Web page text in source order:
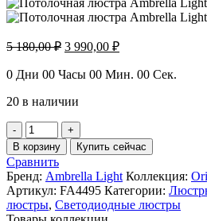
5 180,00₽ Первоначальная
составляла
180,00 ₽.
3 990,00 ₽Текущая
3
0 Дни 00 Часы 00 Мин. 00 Сек.
20 в наличии
Количество
товара
Потолочная
люстра
Ambrella
Light
Acrylica
В корзину Купить сейчас
Сравнить
Бренд: Ambrella Light Коллекция:
Артикул: FA4495 Категории:
люстры, Светодиодные люстры